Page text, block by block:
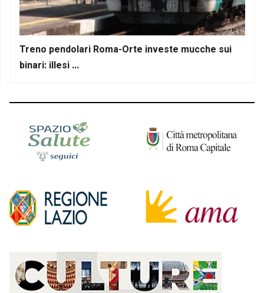
Treno pendolari Roma-Orte investe mucche sui
binari: illesi ...